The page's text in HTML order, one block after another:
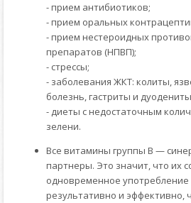
- прием антибиотиков;
- прием оральных
- прием нестероидных
препаратов (НПВП);
- стрессы;
- заболевания ЖКТ: колиты,
болезнь, гастриты и
- диеты c недостаточным
зелени.
Все витамины группы В —
партнеры. Это значит, что их
одновременное употребление
результативно и эффективно,